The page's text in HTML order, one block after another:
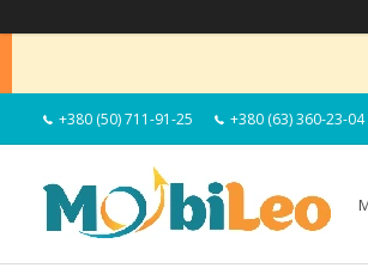
+380 (50) 711-91-25 +380 (63) 360-23-04